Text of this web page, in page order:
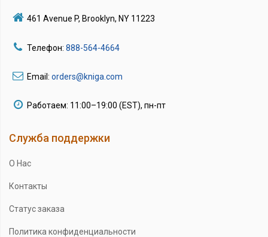
461 Avenue P, Brooklyn, NY 11223
Телефон: 888-564-4664
Email: orders@kniga.com
Работаем: 11:00–19:00 (EST), пн-пт
Служба поддержки
О Нас
Контакты
Статус заказа
Политика конфиденциальности